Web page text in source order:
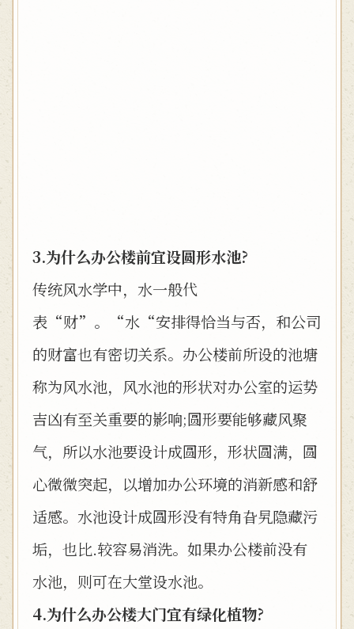
3.为什么办公楼前宜设圆形水池?
传统风水学中，水一般代
表“财”。“水“安排得恰当与否，和公司
的财富也有密切关系。办公楼前所设的池塘
称为风水池，风水池的形状对办公室的运势
吉凶有至关重要的影响;圆形要能够藏风聚
气，所以水池要设计成圆形，形状圆满，圆
心微微突起，以增加办公环境的消新感和舒
适感。水池设计成圆形没有特角旮旯隐藏污
垢，也比.较容易消洗。如果办公楼前没有
水池，则可在大堂设水池。
4.为什么办公楼大门宜有绿化植物?